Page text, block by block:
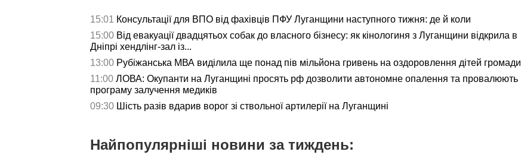
15:01 Консультації для ВПО від фахівців ПФУ Луганщини наступного тижня: де й коли
15:00 Від евакуації двадцятьох собак до власного бізнесу: як кінологиня з Луганщини відкрила в
Дніпрі хендлінг-зал із...
13:00 Рубіжанська МВА виділила ще понад пів мільйона гривень на оздоровлення дітей громади
11:00 ЛОВА: Окупанти на Луганщині просять рф дозволити автономне опалення та провалюють
програму залучення медиків
09:30 Шість разів вдарив ворог зі ствольної артилерії на Луганщині
Найпопулярніші новини за тиждень: